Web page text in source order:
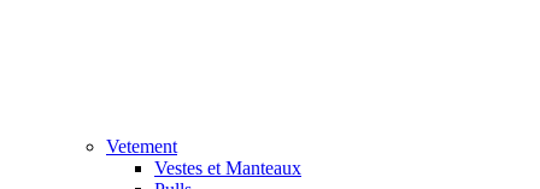
Vetement
Vestes et Manteaux